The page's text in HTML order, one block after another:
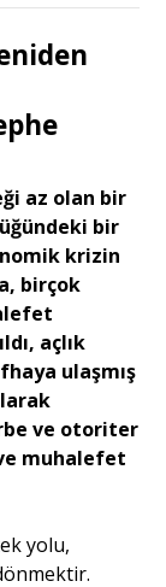
az olan bir
bir
krizin
birçok
açlık
ulaşmış
ve otoriter
muhalefet
yolu,